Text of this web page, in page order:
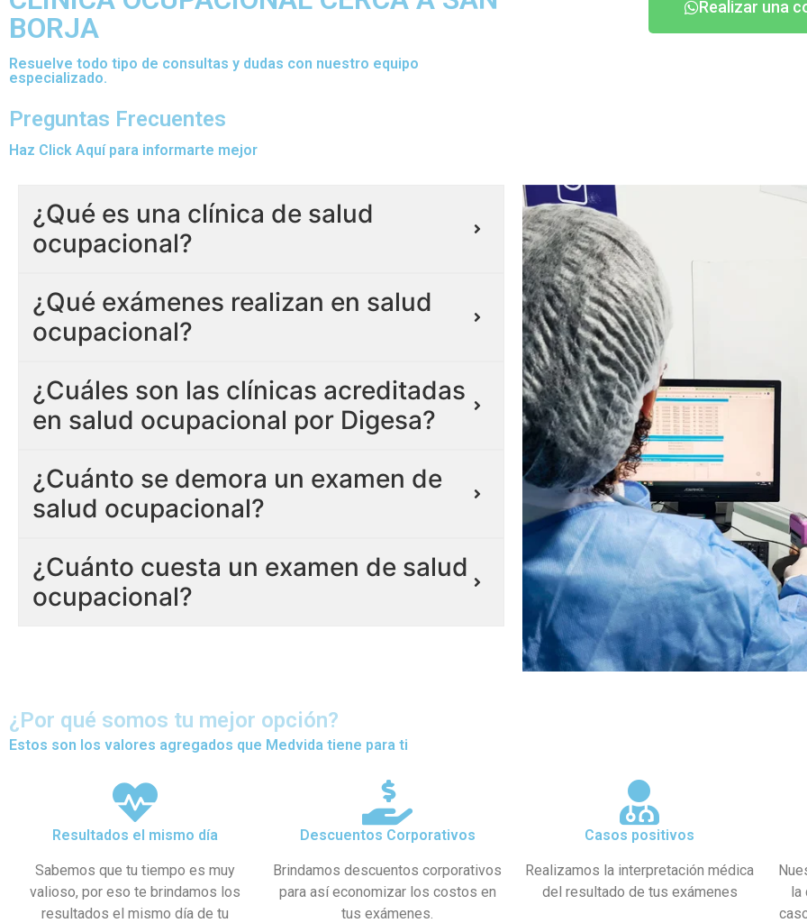
BORJA
Resuelve todo tipo de consultas y dudas con nuestro equipo
especializado.
Realizar una
Preguntas Frecuentes
Haz Click Aquí para informarte mejor
¿Qué es una clínica de salud
ocupacional?
¿Qué exámenes realizan en salud
ocupacional?
¿Cuáles son las clínicas acreditadas
en salud ocupacional por Digesa?
¿Cuánto se demora un examen de
salud ocupacional?
¿Cuánto cuesta un examen de salud
ocupacional?
¿Por qué somos tu mejor opción?
Estos son los valores agregados que Medvida tiene para ti
Resultados el mismo día
Sabemos que tu tiempo es muy
valioso, por eso te brindamos los
resultados el mismo día de tu
Descuentos Corporativos
Brindamos descuentos corporativos
para así economizar los costos en
tus exámenes.
Casos positivos
Realizamos la interpretación médica
del resultado de tus exámenes
la